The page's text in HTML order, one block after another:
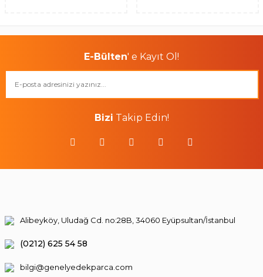
E-Bülten' e Kayıt Ol!
Bizi Takip Edin!
Alibeyköy, Uludağ Cd. no:28B, 34060 Eyüpsultan/İstanbul
(0212) 625 54 58
bilgi@genelyedekparca.com